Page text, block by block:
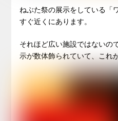
ねぶた祭の展示をしている「
すぐ近くにあります。
それほど広い施設ではないの
示が数体飾られていて、これ